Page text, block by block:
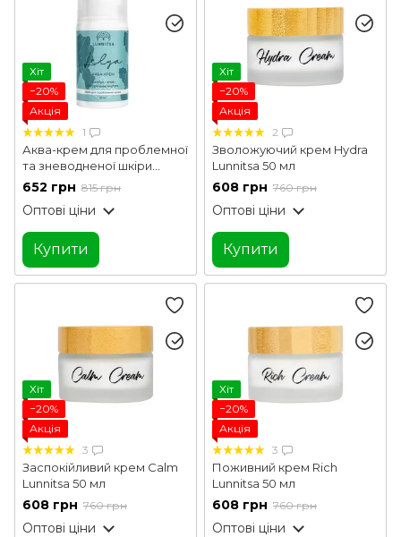
Хіт
−20%
Акція
1
Аква-крем для проблемної
та зневодненої шкіри
Lunnitsa 50 мл
652 грн 815 грн
Оптові ціни
Купити
Хіт
−20%
Акція
2
Зволожуючий крем Hydra
Lunnitsa 50 мл
608 грн 760 грн
Оптові ціни
Купити
Хіт
−20%
Акція
3
Заспокійливий крем Calm
Lunnitsa 50 мл
608 грн 760 грн
Оптові ціни
Хіт
−20%
Акція
3
Поживний крем Rich
Lunnitsa 50 мл
608 грн 760 грн
Оптові ціни